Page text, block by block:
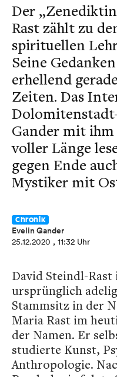
Der
Rast zählt zu
spirituellen
Seine
erhellend
Zeiten. Das
Gander mit
voller Länge
gegen Ende
Mystiker mit
Chronik
Evelin Gander
25.12.2020 , 11:32 Uhr
David Steindl-Rast
ursprünglich
Stammsitz in der
Maria Rast im
der Namen. Er
studierte Kunst,
Anthropologie.